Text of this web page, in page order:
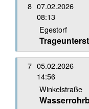
8 07.02.2026
08:13
Egestorf
7 05.02.2026
14:56
Winkelstraße